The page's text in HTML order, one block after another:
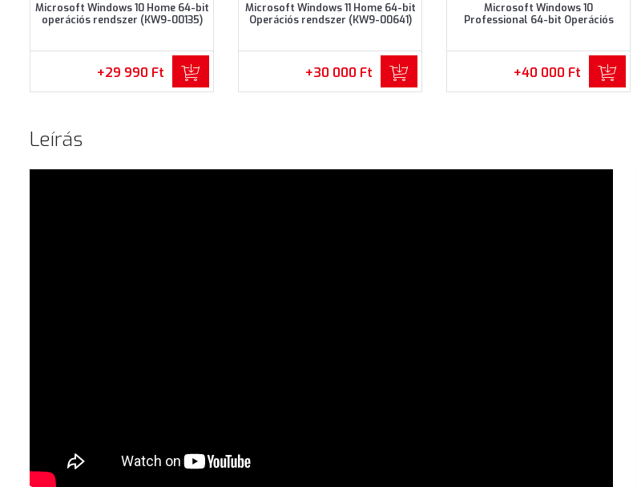
Microsoft Windows 10 Home 64-bit
operációs rendszer (KW9-00135)
+29 990 Ft
Microsoft Windows 11 Home 64-bit
Operációs rendszer (KW9-00641)
+30 000 Ft
Microsoft Windows 10
Professional 64-bit Operációs
+40 000 Ft
Leírás